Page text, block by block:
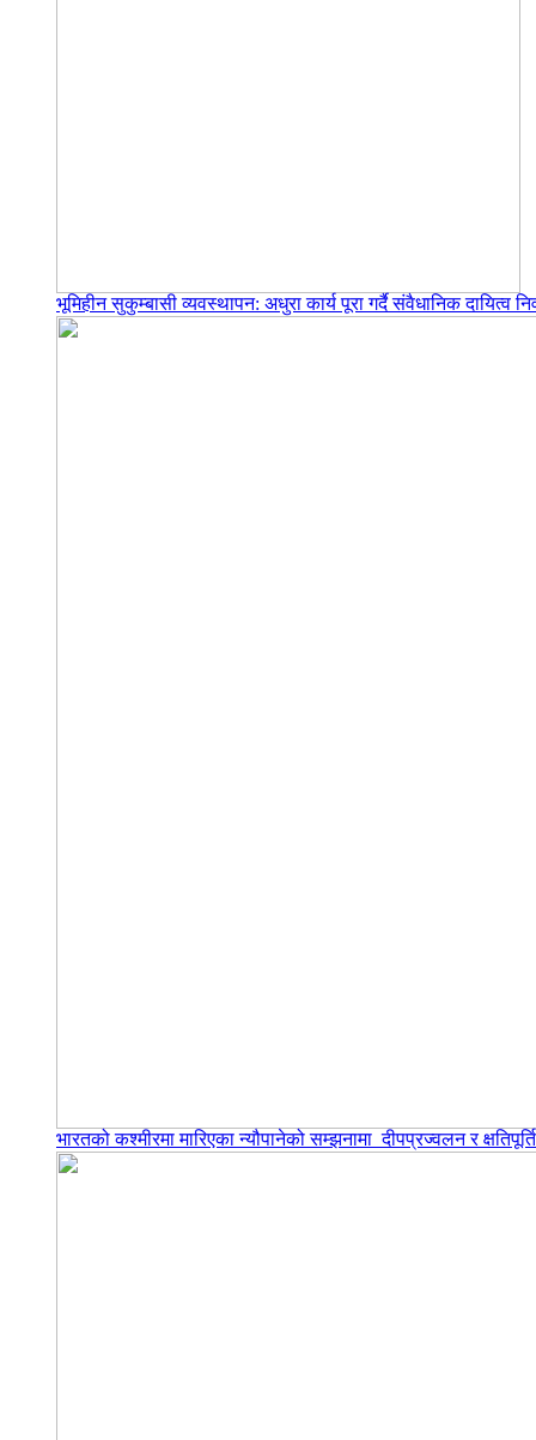
भूमिहीन सुकुम्बासी व्यवस्थापन: अधुरा कार्य पूरा गर्दै संवैधानिक दायित्व
भारतको कश्मीरमा मारिएका न्यौपानेको सम्झनामा दीपप्रज्वलन र